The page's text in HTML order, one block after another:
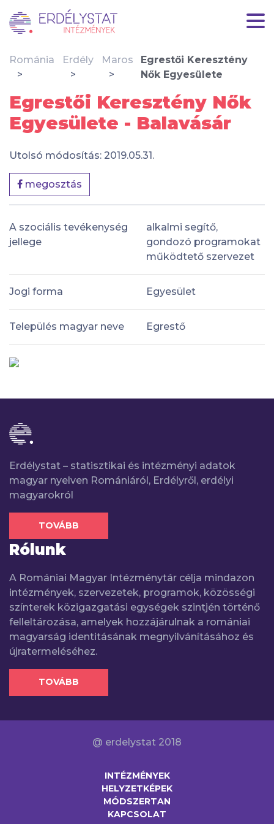
Románia Erdély Maros
Egrestői Keresztény
Nők Egyesülete
Egrestői Keresztény Nők
Egyesülete - Balavásár
Utolsó módosítás: 2019.05.31.
megosztás
A szociális tevékenység
jellege
alkalmi segítő,
gondozó programokat
működtető szervezet
Jogi forma Egyesület
Település magyar neve Egrestő
Erdélystat – statisztikai és intézményi adatok
magyar nyelven Romániáról, Erdélyről, erdélyi
magyarokról
TOVÁBB
Rólunk
A Romániai Magyar Intézménytár célja mindazon
intézmények, szervezetek, programok, közösségi
színterek közigazgatási egységek szintjén történő
felleltározása, amelyek hozzájárulnak a romániai
magyarság identitásának megnyilvánításához és
újratermeléséhez.
TOVÁBB
@ erdelystat 2018
INTÉZMÉNYEK
HELYZETKÉPEK
MÓDSZERTAN
KAPCSOLAT